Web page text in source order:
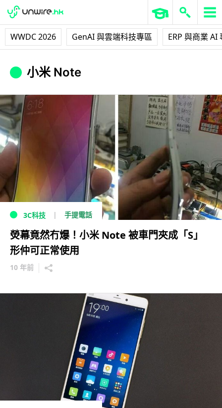
WWDC 2026 GenAI 與雲端科技專區 ERP 與商業 AI
小米 Note
3C科技 手提電話
熒幕竟然冇爆！小米 Note 被車門夾成「S」
形仲可正常使用
10 年前